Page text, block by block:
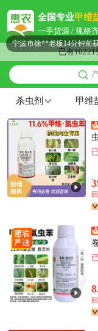
全国专业甲维
一手货源 / 规格
已有
附近姚**老板9小时前看
附近康**老板13小时前成
附近姜**老板36分钟前成
附近薛**老板20小时前看
杀虫剂